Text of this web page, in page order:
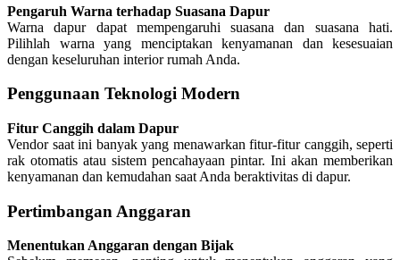
Pengaruh Warna terhadap Suasana Dapur
Warna dapur dapat mempengaruhi suasana dan suasana hati.
Pilihlah warna yang menciptakan kenyamanan dan kesesuaian
dengan keseluruhan interior rumah Anda.
Penggunaan Teknologi Modern
Fitur Canggih dalam Dapur
Vendor saat ini banyak yang menawarkan fitur-fitur canggih, seperti
rak otomatis atau sistem pencahayaan pintar. Ini akan memberikan
kenyamanan dan kemudahan saat Anda beraktivitas di dapur.
Pertimbangan Anggaran
Menentukan Anggaran dengan Bijak